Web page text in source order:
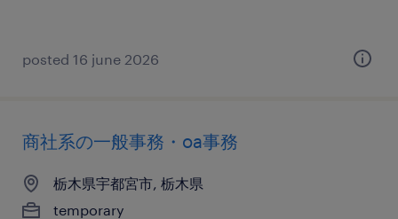
posted 16 june 2026
商社系の一般事務・oa事務
栃木県宇都宮市, 栃木県
temporary